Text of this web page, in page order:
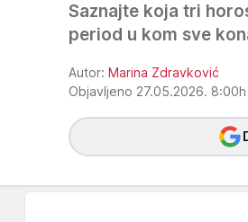
Saznajte koja tri
period u kom sve
Autor: Marina Zdravković
Objavljeno 27.05.2026. 8:00h